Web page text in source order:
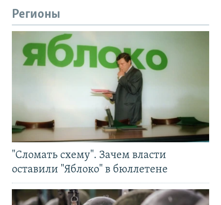
Регионы
"Сломать схему". Зачем власти
оставили "Яблоко" в бюллетене